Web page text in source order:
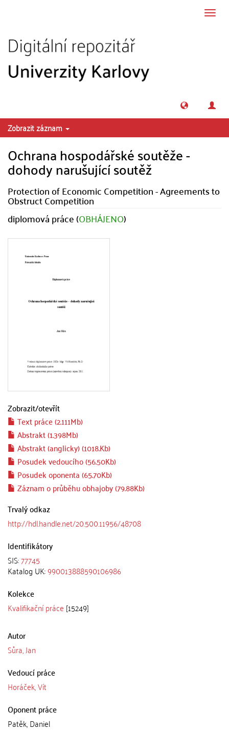
Zobrazit záznam
Ochrana hospodářské soutěže -
dohody narušující soutěž
Protection of Economic Competition - Agreements to
Obstruct Competition
diplomová práce (OBHÁJENO)
Zobrazit/otevřít
Text práce (2.111Mb)
Abstrakt (1.398Mb)
Abstrakt (anglicky) (1018.Kb)
Posudek vedoucího (56.50Kb)
Posudek oponenta (65.70Kb)
Záznam o průběhu obhajoby (79.88Kb)
Trvalý odkaz
http://hdl.handle.net/20.500.11956/48708
Identifikátory
SIS:77745
Katalog UK:990013888590106986
Kolekce
Kvalifikační práce [15249]
Autor
Sůra, Jan
Vedoucí práce
Horáček, Vít
Oponent práce
Patěk, Daniel